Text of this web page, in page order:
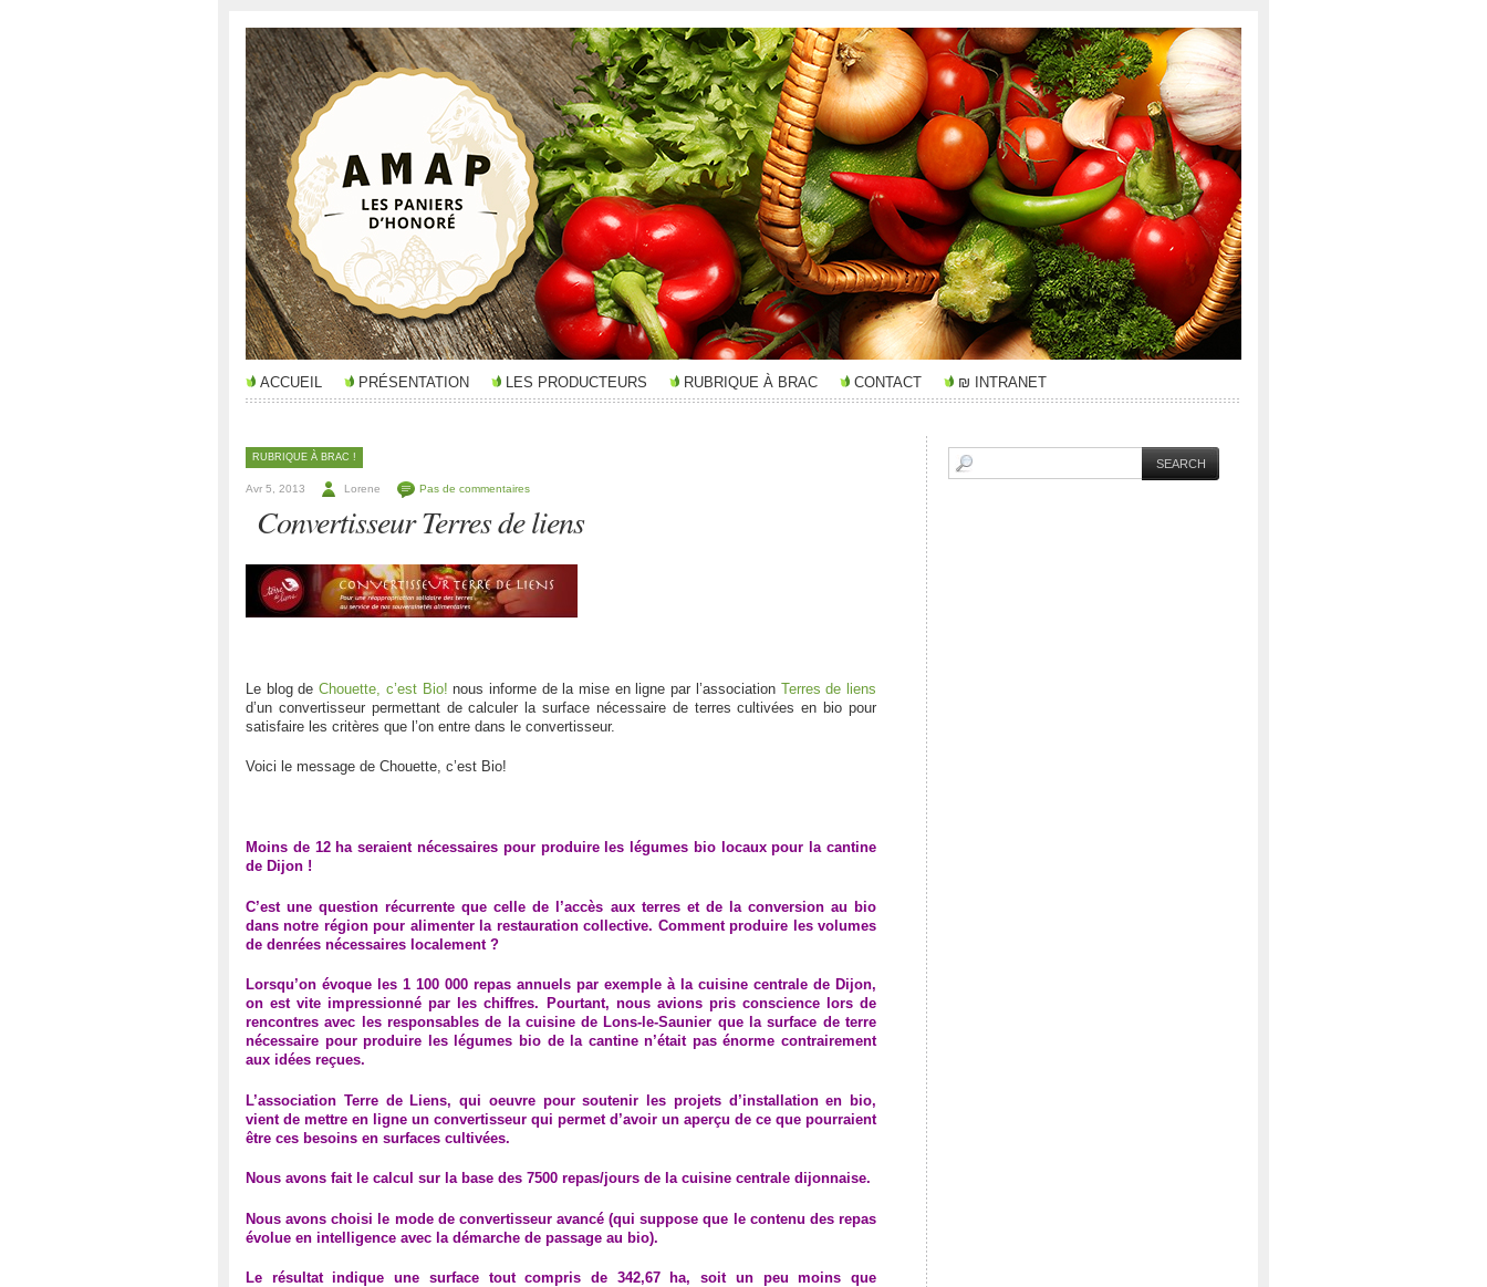
ACCUEIL PRÉSENTATION LES PRODUCTEURS RUBRIQUE À BRAC CONTACT ₪ INTRANET
RUBRIQUE À BRAC !
Avr 5, 2013 Lorene Pas de commentaires
Convertisseur Terres de liens
Le blog de Chouette, c’est Bio!nous informe de la mise en ligne par l’association Terres de liens
d’un convertisseur permettant de calculer la surface nécessaire de terres cultivées en bio pour
satisfaire les critères que l’on entre dans le convertisseur.
Voici le message de Chouette, c’est Bio!
Moins de 12 ha seraient nécessaires pour produire les légumes bio locaux pour la cantine
de Dijon !
C’est une question récurrente que celle de l’accès aux terres et de la conversion au bio
dans notre région pour alimenter la restauration collective. Comment produire les volumes
de denrées nécessaires localement ?
Lorsqu’on évoque les 1 100 000 repas annuels par exemple à la cuisine centrale de Dijon,
on est vite impressionné par les chiffres. Pourtant, nous avions pris conscience lors de
rencontres avec les responsables de la cuisine de Lons-le-Saunier que la surface de terre
nécessaire pour produire les légumes bio de la cantine n’était pas énorme contrairement
aux idées reçues.
L’association Terre de Liens, qui oeuvre pour soutenir les projets d’installation en bio,
vient de mettre en ligne un convertisseur qui permet d’avoir un aperçu de ce que pourraient
être ces besoins en surfaces cultivées.
Nous avons fait le calcul sur la base des 7500 repas/jours de la cuisine centrale dijonnaise.
Nous avons choisi le mode de convertisseur avancé (qui suppose que le contenu des repas
évolue en intelligence avec la démarche de passage au bio).
Le résultat indique une surface tout compris de 342,67 ha, soit un peu moins que